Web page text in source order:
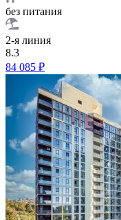
без питания
2-я линия
8.3
84 085 ₽